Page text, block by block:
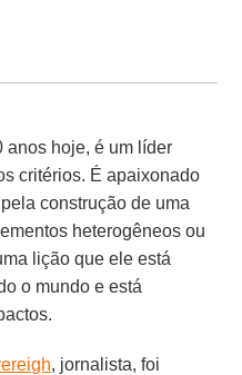
anos hoje, é um líder
critérios. É apaixonado
construção de uma
heterogêneos ou
lição que ele está
o mundo e está
, jornalista, foi